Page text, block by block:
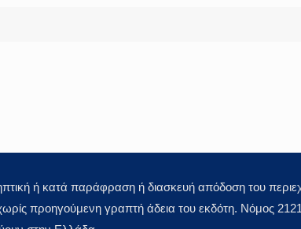
ή κατά παράφραση ή διασκευή απόδοση του
προηγούμενη γραπτή άδεια του εκδότη. Νόμος